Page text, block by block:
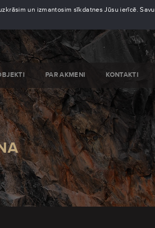
un izmantosim sīkdatnes Jūsu ierīcē. Savu
PAR AKMENI KONTAKTI